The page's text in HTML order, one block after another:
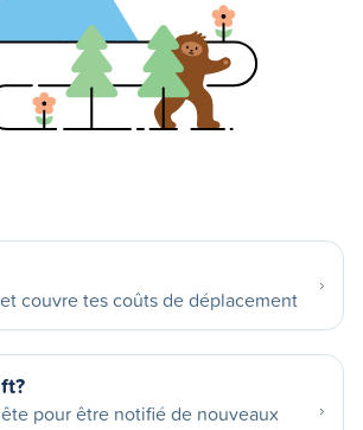
couvre tes coûts de déplacement
pour être notifié de nouveaux